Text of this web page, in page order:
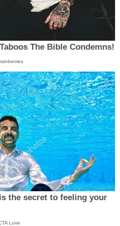
The Bible Condemns!
the secret to feeling your
Love